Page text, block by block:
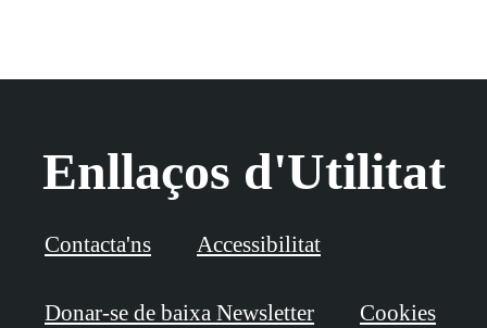
Enllaços d'Utilitat
Contacta'ns Accessibilitat
Donar-se de baixa Newsletter Cookies